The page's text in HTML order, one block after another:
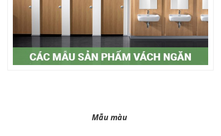
Mẫu màu